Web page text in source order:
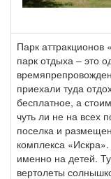
Парк аттракционов
парк отдыха – это
приехали туда
бесплатное, а
чуть ли не на всех
поселка и
комплекса
именно на детей.
вертолеты